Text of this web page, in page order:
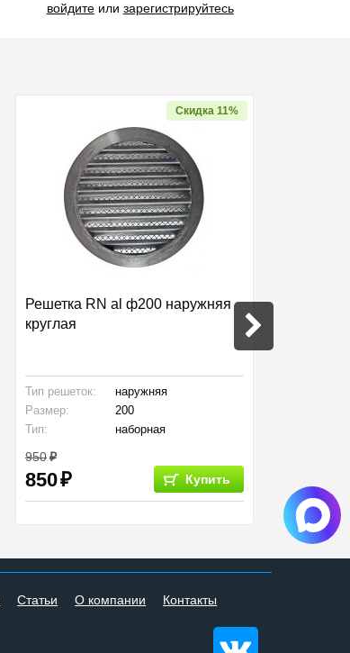
войдитеили зарегистрируйтесь
Скидка 11%
Решетка RN al ф200 наружняя
круглая
Тип решеток:
наружняя
Размер:
200
Тип:
наборная
950
850 Купить
Статьи О компании Контакты